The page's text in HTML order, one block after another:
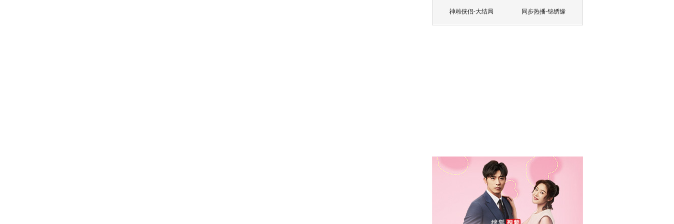
神雕侠侣-大结局 同步热播-锦绣缘